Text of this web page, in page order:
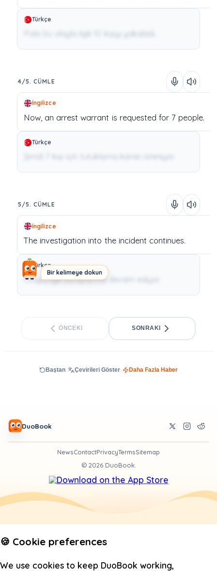
Bir kelimeye dokun
Türkçe
Polis bu olayla ilgili 10 kişiyi yakaladı.
4/5. CÜMLE
İngilizce
Now, an arrestwarrant is requested for 7 people.
Türkçe
Şimdi 7 kişi için tutuklama kararı isteniyor.
5/5. CÜMLE
İngilizce
The investigation into the incident continues.
Türkçe
Olayla ilgili soruşturma devam ediyor.
ÖNCEKI SONRAKI
Baştan Çevirileri Göster Daha Fazla Haber
DuoBook
NewsContactPrivacyTermsSitemap
© 2026DuoBook.
🍪 Cookie preferences
We use cookies to keep DuoBook working,